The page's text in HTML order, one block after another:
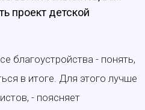
проект детской
благоустройства - понять,
в итоге. Для этого лучше
- поясняет